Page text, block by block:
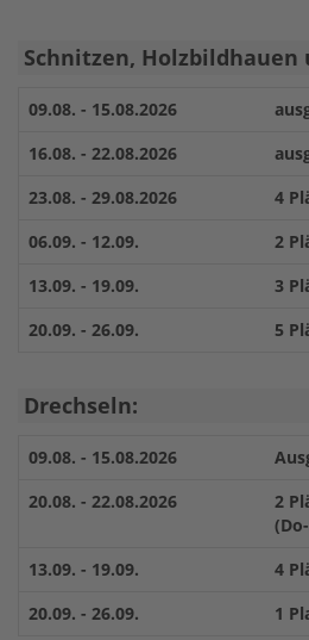
Schnitzen,
09.08. - 15.08.2026
16.08. - 22.08.2026
23.08. - 29.08.2026
4
06.09. - 12.09.
2
13.09. - 19.09.
3
20.09. - 26.09.
5
Drechseln:
09.08. - 15.08.2026
20.08. - 22.08.2026
2
13.09. - 19.09.
4
20.09. - 26.09.
1